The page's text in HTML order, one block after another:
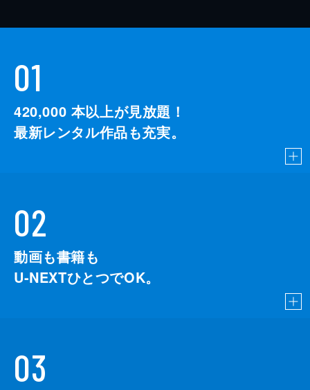
01
420,000 本以上が見放題！
最新レンタル作品も充実。
02
動画も書籍も
U-NEXTひとつでOK。
03